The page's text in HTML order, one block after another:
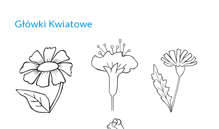
Główki Kwiatowe